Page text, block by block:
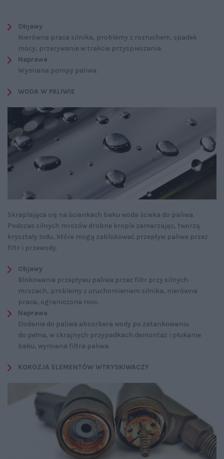
Objawy
Nierówna praca silnika, problemy z rozruchem, spadek
mocy, przerywanie w trakcie przyspieszania.
Naprawa
Wymiana pompy paliwa.
WODA W PALIWIE
Skraplająca się na ściankach baku woda ścieka do paliwa.
Podczas silnych mrozów drobne krople zamarzając, tworzą
kryształy lodu, które mogą zablokować przepływ paliwa przez
filtr i przewody.
Objawy
Blokowanie przepływu paliwa przez filtr przy silnych
mrozach, problemy z uruchomieniem silnika, nierówna
praca, ograniczona moc.
Naprawa
Dodanie do paliwa absorbera wody po zatankowaniu
do pełna, w skrajnych przypadkach demontaż i płukanie
baku, wymiana filtra paliwa.
KOROZJA ELEMENTÓW WTRYSKIWACZY